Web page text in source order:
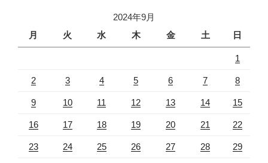
2024年9月
月
火 水 木 金 土 日
1
2 3 4 5 6 7 8
9 10 11 12 13 14 15
16 17 18 19 20 21 22
23 24 25 26 27 28 29